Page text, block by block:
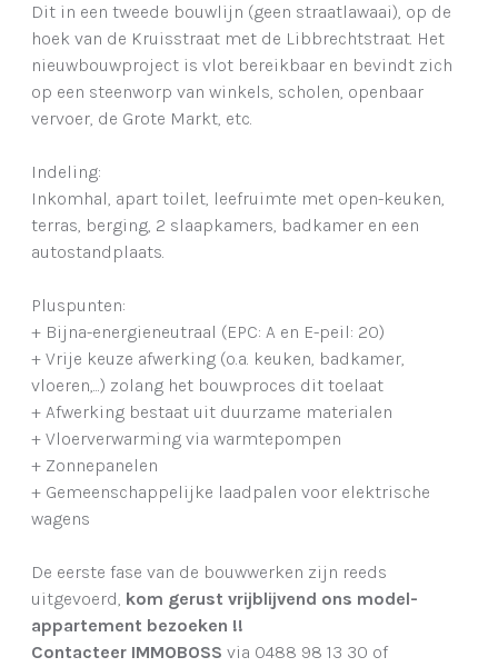
Dit in een tweede bouwlijn (geen straatlawaai), op de
hoek van de Kruisstraat met de Libbrechtstraat. Het
nieuwbouwproject is vlot bereikbaar en bevindt zich
op een steenworp van winkels, scholen, openbaar
vervoer, de Grote Markt, etc.
Indeling:
Inkomhal, apart toilet, leefruimte met open-keuken,
terras, berging, 2 slaapkamers, badkamer en een
autostandplaats.
Pluspunten:
+ Bijna-energieneutraal (EPC: A en E-peil: 20)
+ Vrije keuze afwerking (o.a. keuken, badkamer,
vloeren,...) zolang het bouwproces dit toelaat
+ Afwerking bestaat uit duurzame materialen
+ Vloerverwarming via warmtepompen
+ Zonnepanelen
+ Gemeenschappelijke laadpalen voor elektrische
wagens
De eerste fase van de bouwwerken zijn reeds
uitgevoerd, kom gerust vrijblijvend ons model-
appartement bezoeken !!
Contacteer IMMOBOSS via 0488 98 13 30 of